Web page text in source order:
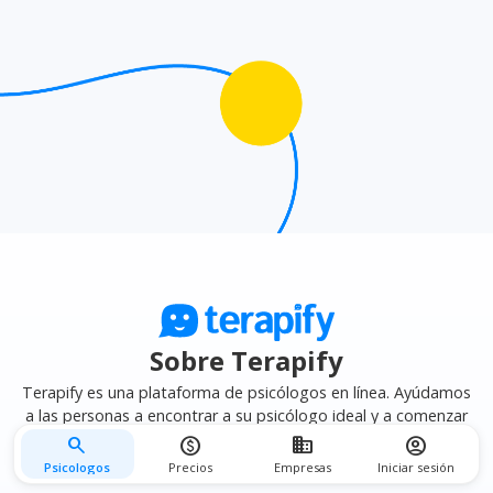
search
Psicologos
monetization_on
Precios
business
Empresas
account_circle
Iniciar sesión
Sobre Terapify
Terapify es una plataforma de psicólogos en línea. Ayúdamos
a las personas a encontrar a su psicólogo ideal y a comenzar
su terapia psicológica en línea de forma fácil, segura y privada.